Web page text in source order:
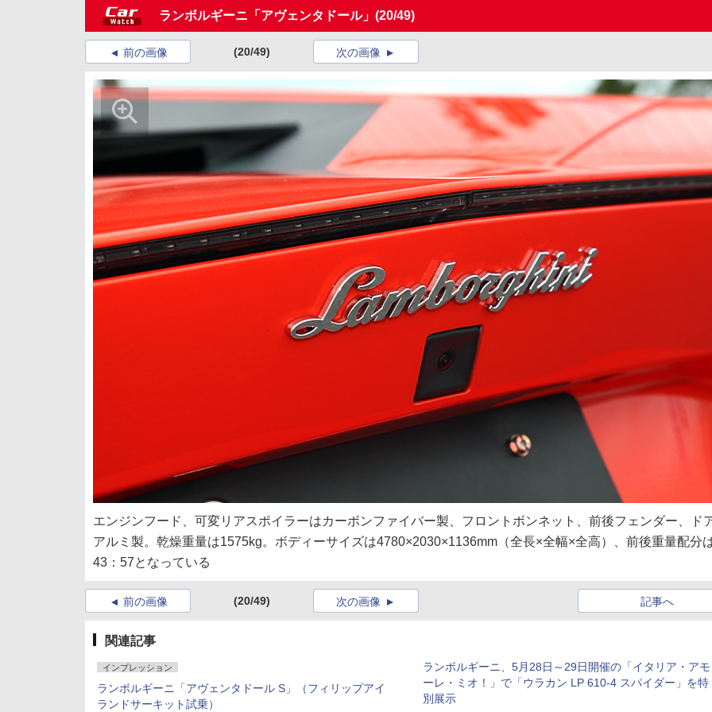
ランボルギーニ「アヴェンタドール」 (20/49)
前の画像 (20/49) 次の画像
エンジンフード、可変リアスポイラーはカーボンファイバー製、フロントボンネット、前後フェンダー、ド
アルミ製。乾燥重量は1575kg。ボディーサイズは4780×2030×1136mm（全長×全幅×全高）、前後重量配分
43：57となっている
前の画像 (20/49) 記事へ
次の画像
関連記事
インプレッション
ランボルギーニ「アヴェンタドール S」（フィリップアイ
ランドサーキット試乗）
ランボルギーニ、5月28日～29日開催の「イタリア・アモ
ーレ・ミオ！」で「ウラカン LP 610-4 スパイダー」を特
別展示